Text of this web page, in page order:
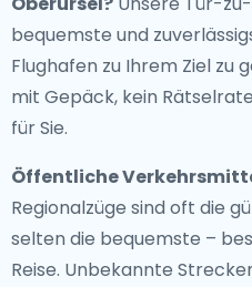
bequemste und
Flughafen zu Ihrem Ziel zu
mit Gepäck, kein
für Sie.
Öffentliche
Regionalzüge sind oft die
selten die bequemste –
Reise. Unbekannte